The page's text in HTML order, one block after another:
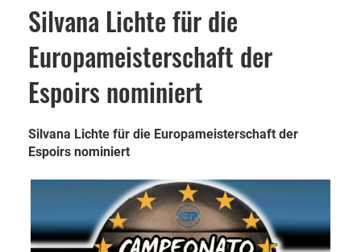
Silvana Lichte für die
Europameisterschaft der
Espoirs nominiert
Silvana Lichte für die Europameisterschaft der
Espoirs nominiert